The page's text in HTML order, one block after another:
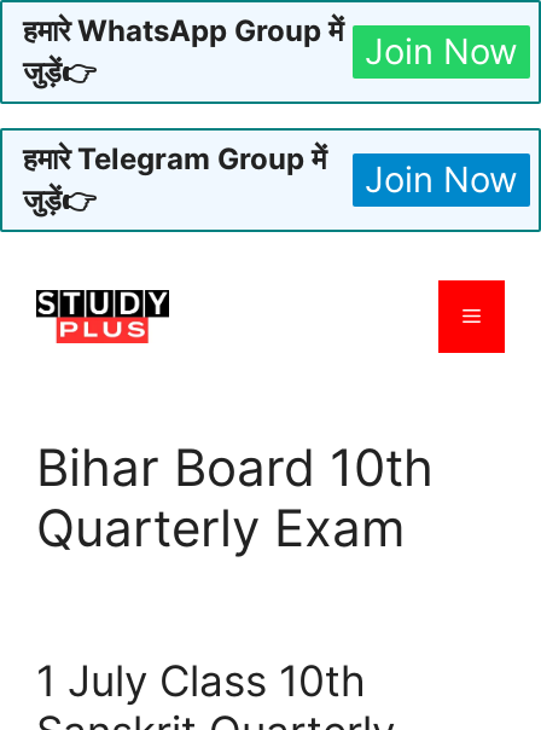
हमारे WhatsApp Group में
जुड़ें👉
Join Now
हमारे Telegram Group में
जुड़ें👉
Join Now
content
Menu
Bihar Board 10th
Quarterly Exam
1 July Class 10th